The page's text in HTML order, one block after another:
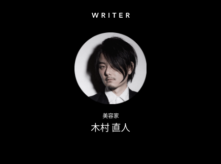
美容家
木村 直人